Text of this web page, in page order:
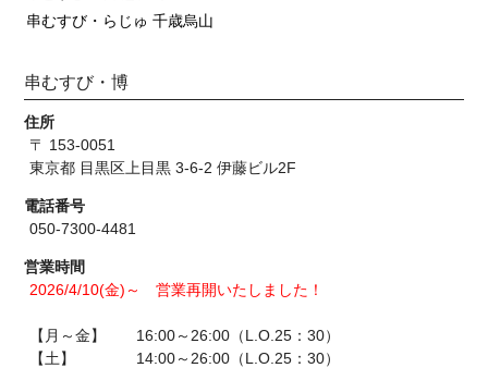
串むすび・らじゅ 千歳烏山
串むすび・博
住所
〒 153-0051
東京都 目黒区上目黒 3-6-2 伊藤ビル2F
電話番号
050-7300-4481
営業時間
2026/4/10(金)～ 営業再開いたしました！
【月～金】 16:00～26:00（L.O.25：30）
【土】 14:00～26:00（L.O.25：30）